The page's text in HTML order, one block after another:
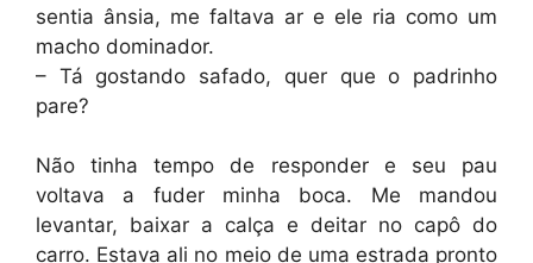
sentia ânsia, me faltava ar e ele ria como um
macho dominador.
– Tá gostando safado, quer que o padrinho
pare?
Não tinha tempo de responder e seu pau
voltava a fuder minha boca. Me mandou
levantar, baixar a calça e deitar no capô do
carro. Estava ali no meio de uma estrada pronto